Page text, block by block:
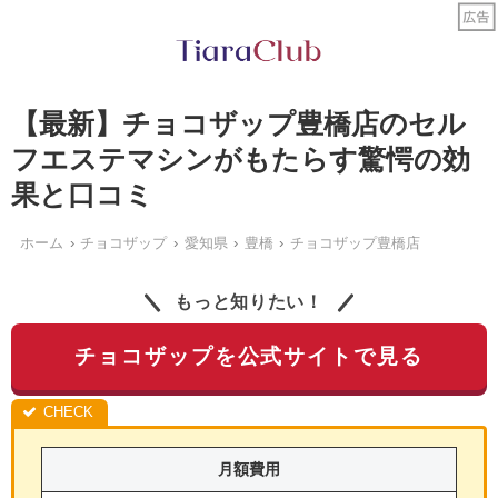
【最新】チョコザップ豊橋店のセル
フエステマシンがもたらす驚愕の効
果と口コミ
ホーム チョコザップ 愛知県 豊橋 チョコザップ豊橋店
もっと知りたい！
チョコザップを公式サイトで見る
月額費用